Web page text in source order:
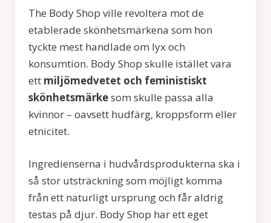
The Body Shop ville revoltera mot de
etablerade skönhetsmärkena som hon
tyckte mest handlade om lyx och
konsumtion. Body Shop skulle istället vara
ett miljömedvetet och feministiskt
skönhetsmärkesom skulle passa alla
kvinnor – oavsett hudfärg, kroppsform eller
etnicitet.
Ingredienserna i hudvårdsprodukterna ska i
så stor utsträckning som möjligt komma
från ett naturligt ursprung och får aldrig
testas på djur. Body Shop har ett eget